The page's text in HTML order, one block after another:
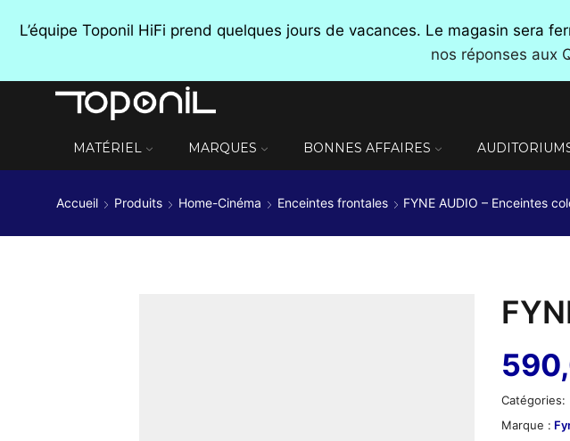
L’équipe Toponil HiFi prend quelques jours de vacances. Le magasin sera
nos réponses aux
MATÉRIEL MARQUES BONNES AFFAIRES
Accueil Produits Home-Cinéma Enceintes frontales FYNE AUDIO – Enceintes
Catégories:
Marque :